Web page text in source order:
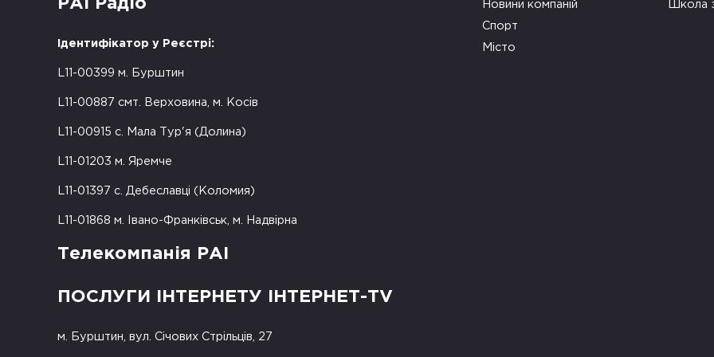
РАІ Радіо
Ідентифікатор у Реєстрі:
L11-00399 м. Бурштин
L11-00887 смт. Верховина, м. Косів
L11-00915 с. Мала Тур'я (Долина)
L11-01203 м. Яремче
L11-01397 с. Дебеславці (Коломия)
L11-01868 м. Івано-Франківськ, м. Надвірна
Телекомпанія РАІ
ПОСЛУГИ ІНТЕРНЕТУ ІНТЕРНЕТ-TV
м. Бурштин, вул. Січових Стрільців, 27
Новини компаній
Спорт
Місто
Школа